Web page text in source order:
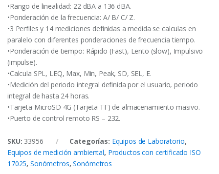
•Rango de linealidad: 22 dBA a 136 dBA.
•Ponderación de la frecuencia: A/ B/ C/ Z.
•3 Perfiles y 14 mediciones definidas a medida se calculas en
paralelo con diferentes ponderaciones de frecuencia tiempo.
•Ponderación de tiempo: Rápido (Fast), Lento (slow), Impulsivo
(impulse).
•Calcula SPL, LEQ, Max, Min, Peak, SD, SEL, E.
•Medición del periodo integral definida por el usuario, periodo
integral de hasta 24 horas.
•Tarjeta MicroSD 4G (Tarjeta TF) de almacenamiento masivo.
•Puerto de control remoto RS – 232.
SKU: 33956 Categorías: Equipos de Laboratorio,
Equipos de medición ambiental, Productos con certificado ISO
17025,Sonómetros,Sonómetros